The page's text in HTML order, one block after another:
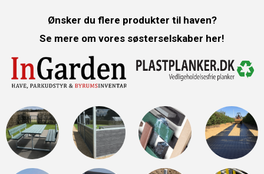
Ønsker du flere produkter til haven?
Se mere om vores søsterselskaber her!